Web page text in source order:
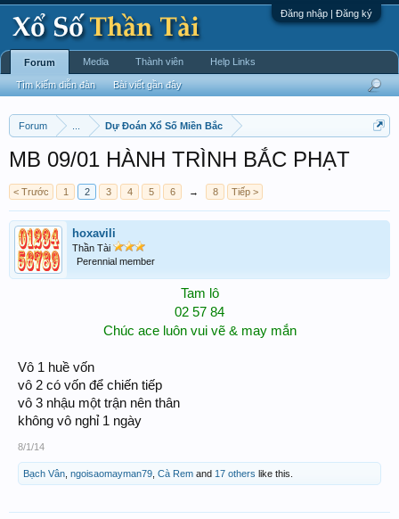
Đăng nhập | Đăng ký
Forum Dự Đoán Xổ Số Miền Bắc
MB 09/01 HÀNH TRÌNH BẮC PHẠT
< Trước 1 2 3 4 5 6 → 8 Tiếp >
hoxavili
Thần Tài
Perennial member
Tam lô
02 57 84
Chúc ace luôn vui vẽ & may mắn​
Vô 1 huề vốn
vô 2 có vốn để chiến tiếp
vô 3 nhậu một trận nên thân
không vô nghỉ 1 ngày
8/1/14
Bạch Vân ngoisaomayman79 Cà Rem and 17 others like this.
Forum
Tìm kiếm diễn đàn Bài viết gần đây
Media Thành viên Help Links